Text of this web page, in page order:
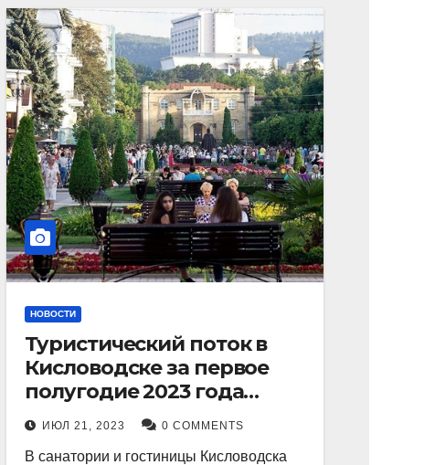
НОВОСТИ
Туристический поток в
Кисловодске за первое
полугодие 2023 года
показал рекордный рост в
21 процент.
ИЮЛ 21, 2023 0 COMMENTS
В санатории и гостиницы Кисловодска